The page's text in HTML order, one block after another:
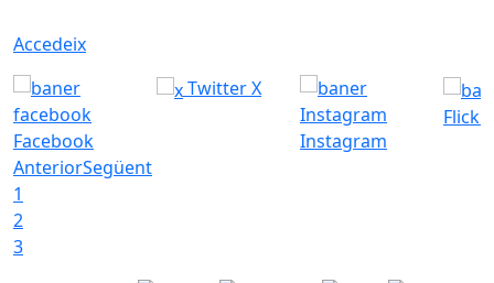
Accedeix
Facebook
Twitter X
Instagram
Flickr
AnteriorSegüent
1
2
3